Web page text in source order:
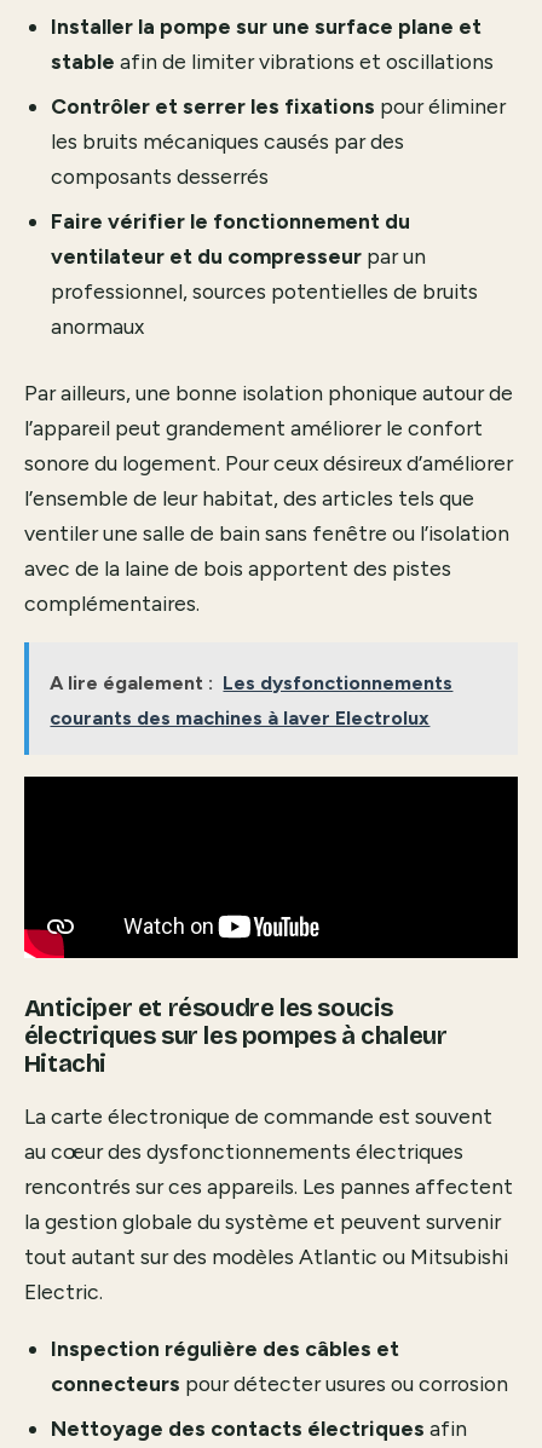
Installer la pompe sur une surface plane et
stable afin de limiter vibrations et oscillations
Contrôler et serrer les fixations pour éliminer
les bruits mécaniques causés par des
composants desserrés
Faire vérifier le fonctionnement du
ventilateur et du compresseurpar un
professionnel, sources potentielles de bruits
anormaux
Par ailleurs, une bonne isolation phonique autour de
l’appareil peut grandement améliorer le confort
sonore du logement. Pour ceux désireux d’améliorer
l’ensemble de leur habitat, des articles tels que
ventiler une salle de bain sans fenêtre ou l’isolation
avec de la laine de bois apportent des pistes
complémentaires.
A lire également : Les dysfonctionnements
courants des machines à laver Electrolux
Anticiper et résoudre les soucis
électriques sur les pompes à chaleur
Hitachi
La carte électronique de commande est souvent
au cœur des dysfonctionnements électriques
rencontrés sur ces appareils. Les pannes affectent
la gestion globale du système et peuvent survenir
tout autant sur des modèles Atlantic ou Mitsubishi
Electric.
Inspection régulière des câbles et
connecteurs pour détecter usures ou corrosion
Nettoyage des contacts électriques afin